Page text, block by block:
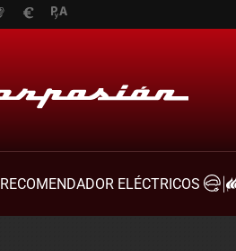
RECOMENDADOR ELÉCTRICOS